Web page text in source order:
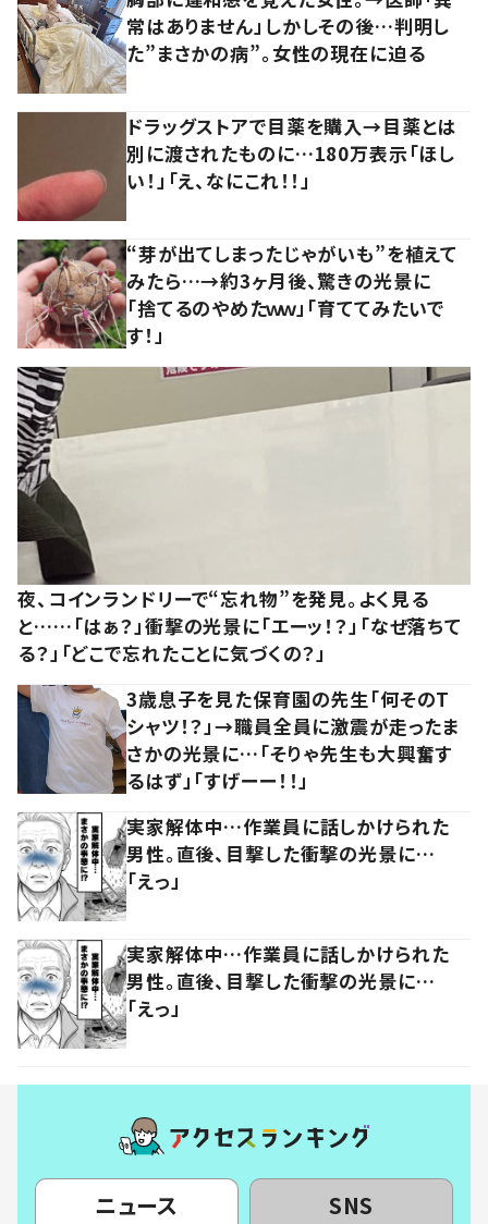
常はありません」しかしその後…判明し
た”まさかの病”。女性の現在に迫る
ドラッグストアで目薬を購入→目薬とは
別に渡されたものに…180万表示「ほし
い！」「え、なにこれ！！」
“芽が出てしまったじゃがいも”を植えて
みたら…→約3ヶ月後、驚きの光景に
「捨てるのやめたｗｗ」「育ててみたいで
す！」
夜、コインランドリーで“忘れ物”を発見。よく見る
と……「はぁ？」衝撃の光景に「エーッ！？」「なぜ落ちて
る？」「どこで忘れたことに気づくの？」
3歳息子を見た保育園の先生「何そのT
シャツ！？」→職員全員に激震が走ったま
さかの光景に…「そりゃ先生も大興奮す
るはず」「すげーー！！」
実家解体中…作業員に話しかけられた
男性。直後、目撃した衝撃の光景に…
「えっ」
実家解体中…作業員に話しかけられた
男性。直後、目撃した衝撃の光景に…
「えっ」
ニュース SNS